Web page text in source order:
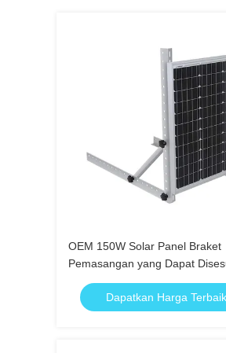
OEM 150W Solar Panel Braket
Pemasangan yang Dapat
Instalasi Mudah
Dapatkan Harga Terbaik